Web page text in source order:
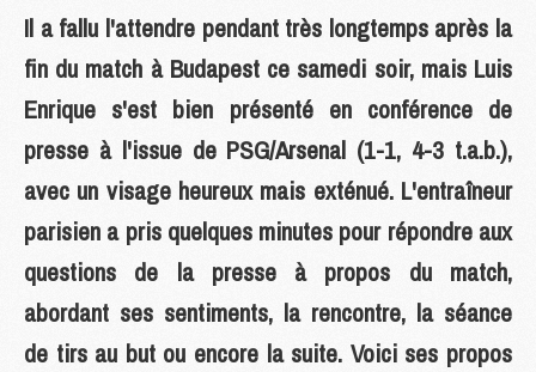
Il a fallu l'attendre pendant très longtemps après la
fin du match à Budapest ce samedi soir, mais Luis
Enrique s'est bien présenté en conférence de
presse à l'issue de PSG/Arsenal (1-1, 4-3 t.a.b.),
avec un visage heureux mais exténué. L'entraîneur
parisien a pris quelques minutes pour répondre aux
questions de la presse à propos du match,
abordant ses sentiments, la rencontre, la séance
de tirs au but ou encore la suite. Voici ses propos